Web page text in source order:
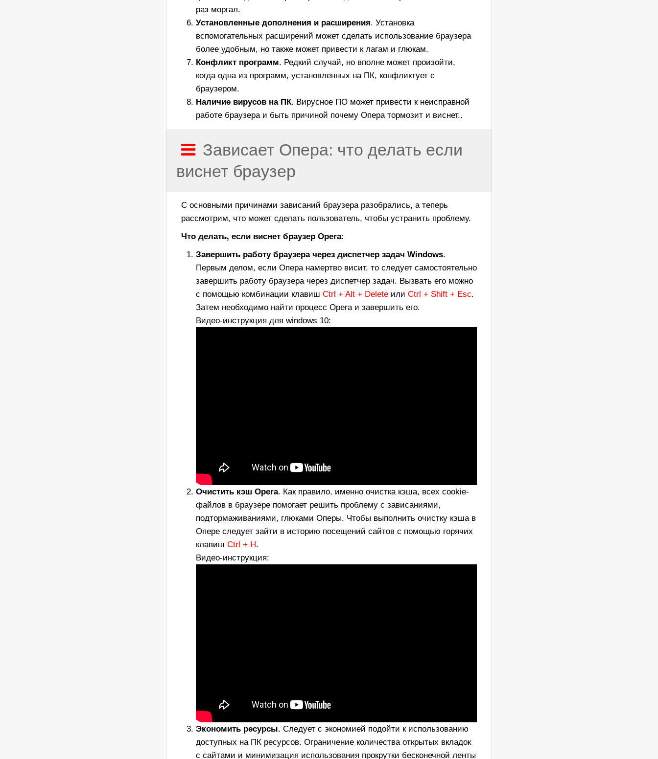
раз моргал.
Установленные дополнения и расширения. Установка
вспомогательных расширений может сделать использование браузера
более удобным, но также может привести к лагам и глюкам.
Конфликт программ. Редкий случай, но вполне может произойти,
когда одна из программ, установленных на ПК, конфликтует с
браузером.
Наличие вирусов на ПК. Вирусное ПО может привести к неисправной
работе браузера и быть причиной почему Опера тормозит и виснет..
Зависает Опера: что делать если
виснет браузер
С основными причинами зависаний браузера разобрались, а теперь
рассмотрим, что может сделать пользователь, чтобы устранить проблему.
Что делать, если виснет браузер Opera:
Завершить работу браузера через диспетчер задач Windows.
Первым делом, если Опера намертво висит, то следует самостоятельно
завершить работу браузера через диспетчер задач. Вызвать его можно
с помощью комбинации клавиш Ctrl + Alt + Delete или Ctrl + Shift + Esc.
Затем необходимо найти процесс Opera и завершить его.
Видео-инструкция для windows 10:
Очистить кэш Opera. Как правило, именно очистка кэша, всех cookie-
файлов в браузере помогает решить проблему с зависаниями,
подтормаживаниями, глюками Оперы. Чтобы выполнить очистку кэша в
Опере следует зайти в историю посещений сайтов с помощью горячих
клавиш Ctrl + H.
Видео-инструкция:
Экономить ресурсы. Следует с экономией подойти к использованию
доступных на ПК ресурсов. Ограничение количества открытых вкладок
с сайтами и минимизация использования прокрутки бесконечной ленты